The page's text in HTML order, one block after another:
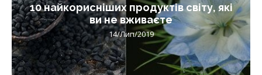
10 найкорисніших продуктів світу, які
ви не вживаєте
14/Лип/2019